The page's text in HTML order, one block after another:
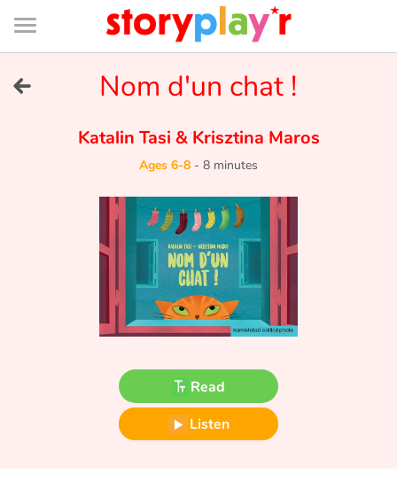
Connexion
Bibliothèque
de
page
Fable, myth, literature and poetry
Nom d'un chat !
Katalin Tasi &Krisztina Maros
Ages 6-8 - 8 minutes
Read
Listen